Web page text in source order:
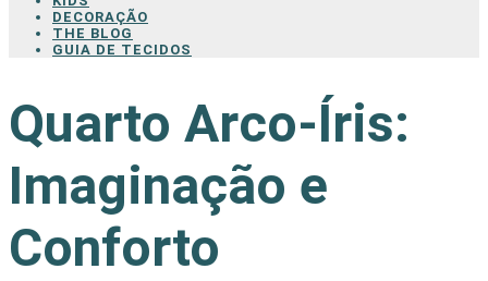
DECORAÇÃO
THE BLOG
GUIA DE TECIDOS
Quarto Arco-Íris:
Imaginação e
Conforto